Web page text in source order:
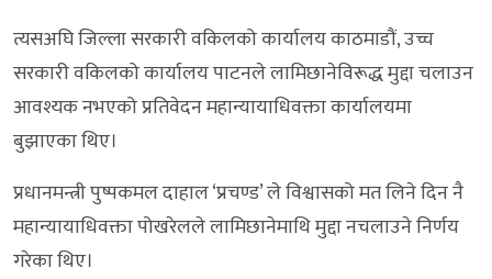
त्यसअघि जिल्ला सरकारी वकिलको कार्यालय काठमाडौं, उच्च
सरकारी वकिलको कार्यालय पाटनले लामिछानेविरूद्ध मुद्दा चलाउन
आवश्यक नभएको प्रतिवेदन महान्यायाधिवक्ता कार्यालयमा
बुझाएका थिए।
प्रधानमन्त्री पुष्पकमल दाहाल ‘प्रचण्ड’ ले विश्वासको मत लिने दिन नै
महान्यायाधिवक्ता पोखरेलले लामिछानेमाथि मुद्दा नचलाउने निर्णय
गरेका थिए।